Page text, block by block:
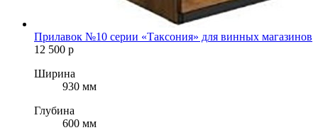
Прилавок №10 серии «Таксония» для винных магазинов
12 500 р
Ширина
930 мм
Глубина
600 мм